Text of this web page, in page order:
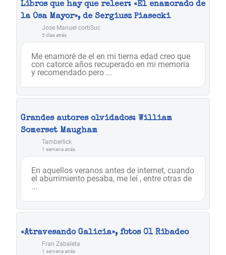
Libros que hay que releer: «El enamorado de
la Osa Mayor», de Sergiusz Piasecki
Jose Manuel cortiSuc
5 días atrás
Me enamoré de el en mi tierna edad creo que
con catorce años recuperado en mi memoria
y recomendado pero ...
Grandes autores olvidados: William
Somerset Maugham
Tamberlick
1 semana atrás
En aquellos veranos antes de internet, cuando
el aburrimiento pesaba, me leí , entre otras de
...
«Atravesando Galicia», fotos 01 Ribadeo
Fran Zabaleta
1 semana atrás